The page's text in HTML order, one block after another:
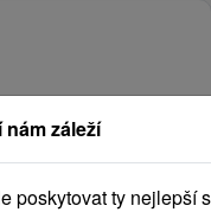
záleží
poskytovat ty nejlepší